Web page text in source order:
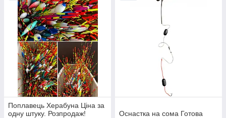
Поплавець Херабуна Ціна за
одну штуку. Розпродаж!
Оснастка на сома Готова